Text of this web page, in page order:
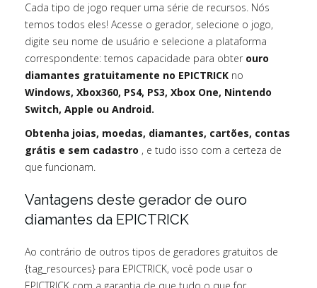
Cada tipo de jogo requer uma série de recursos. Nós
temos todos eles! Acesse o gerador, selecione o jogo,
digite seu nome de usuário e selecione a plataforma
correspondente: temos capacidade para obter ouro
diamantes gratuitamente no EPICTRICK no
Windows, Xbox360, PS4, PS3, Xbox One, Nintendo
Switch, Apple ou Android.
Obtenha joias, moedas, diamantes, cartões, contas
grátis e sem cadastro , e tudo isso com a certeza de
que funcionam.
Vantagens deste gerador de ouro
diamantes da EPICTRICK
Ao contrário de outros tipos de geradores gratuitos de
{tag_resources} para EPICTRICK, você pode usar o